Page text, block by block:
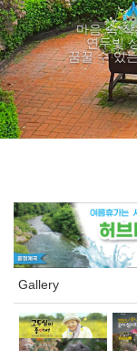
Gallery